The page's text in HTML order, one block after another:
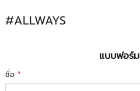
#ALLWAYS
แบบฟอร์
ชื่อ*